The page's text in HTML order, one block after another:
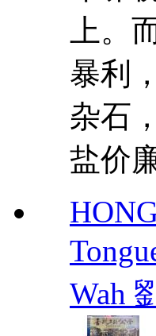
上。
暴利
杂石
盐价
Wah